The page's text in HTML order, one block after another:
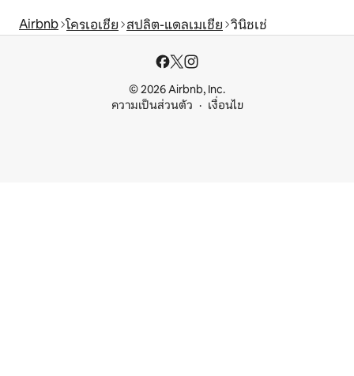
Airbnb โครเอเชีย สปลิต-แดลเมเชีย วินิชเช่
© 2026 Airbnb, Inc.
ความเป็นส่วนตัว
เงื่อนไข